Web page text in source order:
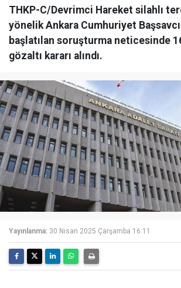
THKP-C/Devrimci Hareket silahlı
yönelik Ankara Cumhuriyet
başlatılan soruşturma neticesinde
gözaltı kararı alındı.
Yayınlanma: 30 Nisan 2025 Çarşamba 16:11